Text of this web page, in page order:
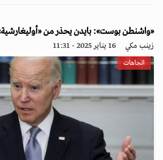
«واشنطن بوست»: بايدن يحذر من «أوليغارشية»
زينب مكي 16 يناير 2025 - 11:31
اتجاهات